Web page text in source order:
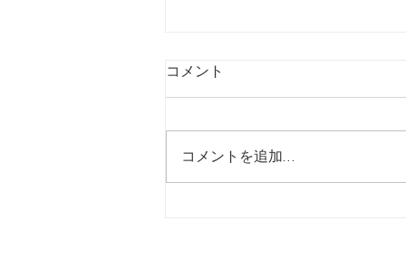
【7/24】緊急値上げ速報
コメント
コメントを追加…